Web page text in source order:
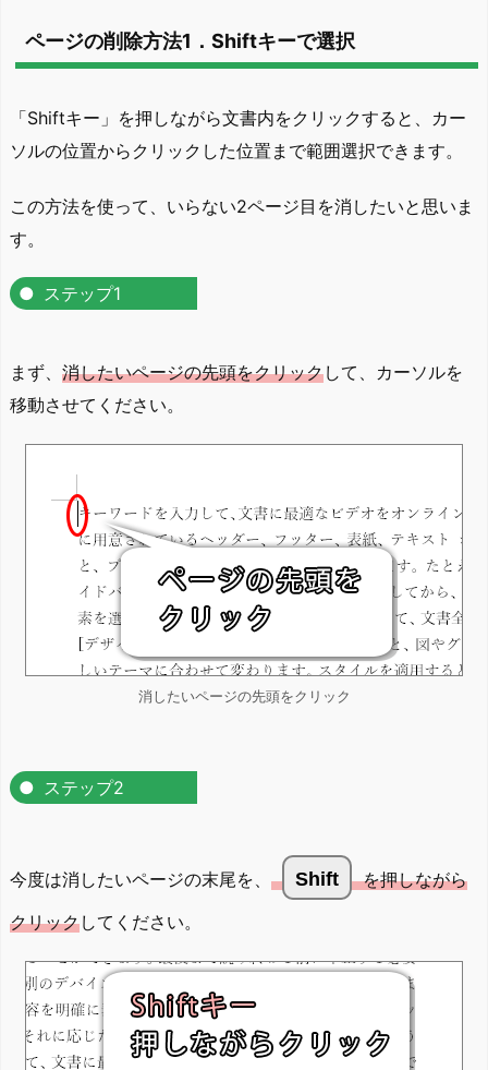
ページの削除方法1．Shiftキーで選択
「Shiftキー」を押しながら文書内をクリックすると、カー
ソルの位置からクリックした位置まで範囲選択できます。
この方法を使って、いらない2ページ目を消したいと思いま
す。
ステップ1
まず、 消したいページの先頭をクリックして、カーソルを
移動させてください。
消したいページの先頭をクリック
ステップ2
今度は消したいページの末尾を、 Shift
を押しながら
クリックしてください。